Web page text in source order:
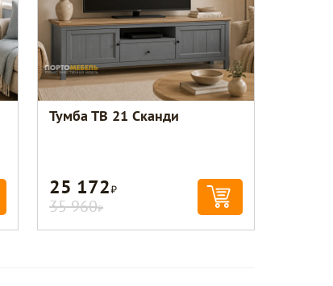
Тумба ТВ 21 Сканди
25 172Р
35 960Р